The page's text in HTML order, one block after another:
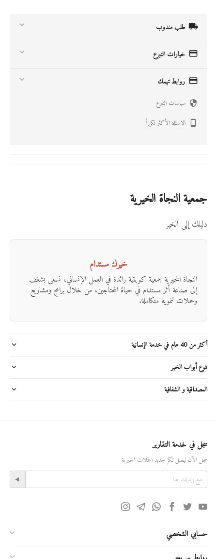
 طلب مندوب
 خيارات التبرع
 روابط تهمك
 سياسات التبرع
 الاسئلة الأكثر تكرراً
جمعية النجاة الخيرية
دليلك إلى الخير
خيرك مستدام
النجاة الخيرية جمعية كويتية رائدة في العمل الإنساني، تسعى بشغف
إلى صناعة أثر مستدام في حياة المحتاجين، من خلال برامج ومشاريع
وحملات تنموية متكاملة.
أكثر من 40 عام في خدمة الإنسانية
تنوع أبواب الخير
المصداقية و الشفافية
سجل في خدمة التقارير
سجل الآن ليصل لكم جديد الحملات الخيرية
حسابي الشخصي